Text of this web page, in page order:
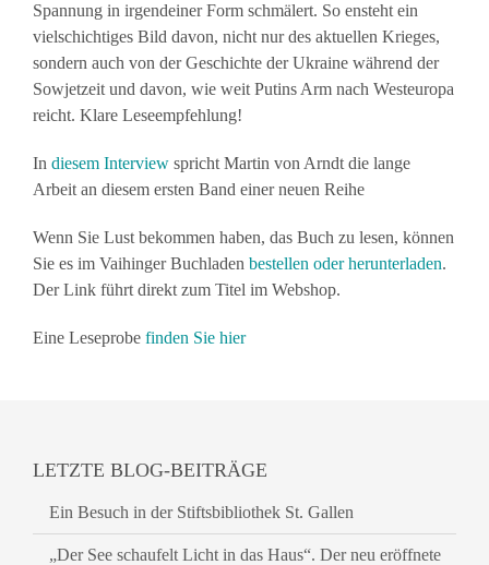
Spannung in irgendeiner Form schmälert. So ensteht ein
vielschichtiges Bild davon, nicht nur des aktuellen Krieges,
sondern auch von der Geschichte der Ukraine während der
Sowjetzeit und davon, wie weit Putins Arm nach Westeuropa
reicht. Klare Leseempfehlung!
In diesem Interview spricht Martin von Arndt die lange
Arbeit an diesem ersten Band einer neuen Reihe
Wenn Sie Lust bekommen haben, das Buch zu lesen, können
Sie es im Vaihinger Buchladen bestellen oder herunterladen.
Der Link führt direkt zum Titel im Webshop.
Eine Leseprobe finden Sie hier
LETZTE BLOG-BEITRÄGE
Ein Besuch in der Stiftsbibliothek St. Gallen
„Der See schaufelt Licht in das Haus“. Der neu eröffnete